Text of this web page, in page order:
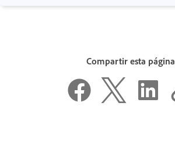
Compartir esta página